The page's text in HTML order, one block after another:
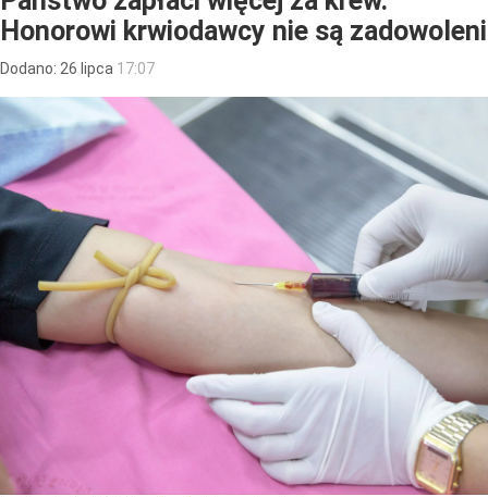
Honorowi krwiodawcy nie są zadowoleni
Dodano: 26 lipca 17:07